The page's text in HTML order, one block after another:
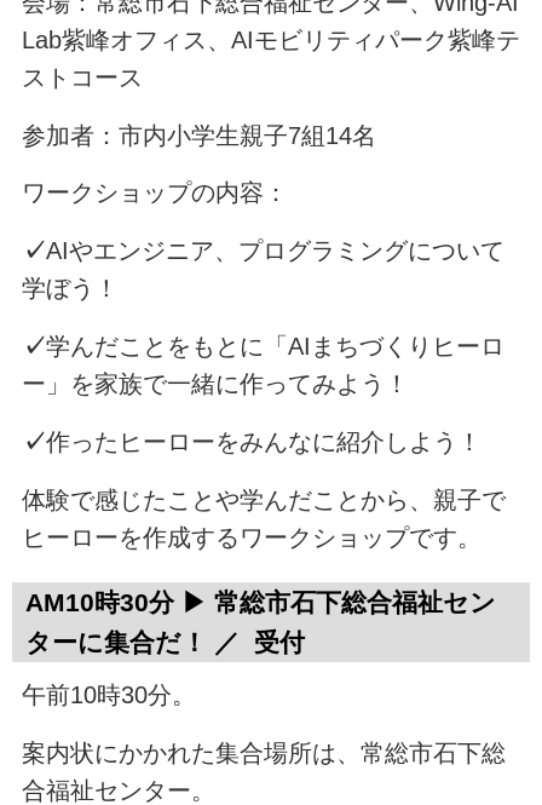
Lab紫峰オフィス、AIモビリティパーク紫峰テ
ストコース
参加者：市内小学生親子7組14名
ワークショップの内容：
✓AIやエンジニア、プログラミングについて
学ぼう！
✓学んだことをもとに「AIまちづくりヒーロ
ー」を家族で一緒に作ってみよう！
✓作ったヒーローをみんなに紹介しよう！
体験で感じたことや学んだことから、親子で
ヒーローを作成するワークショップです。
AM10時30分 ▶ 常総市石下総合福祉セン
ターに集合だ！ ／ 受付
午前10時30分。
案内状にかかれた集合場所は、常総市石下総
合福祉センター。